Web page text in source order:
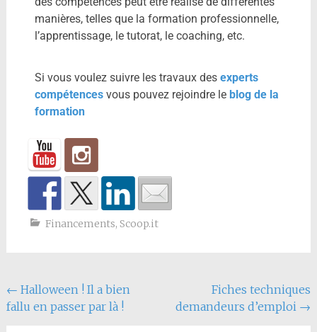
manières, telles que la formation professionnelle,
l’apprentissage, le tutorat, le coaching, etc.
Si vous voulez suivre les travaux des experts
compétencesvous pouvez rejoindre le blog de la
formation
Financements, Scoop.it
← Halloween ! Il a bien
fallu en passer par là !
Fiches techniques
demandeurs d’emploi →